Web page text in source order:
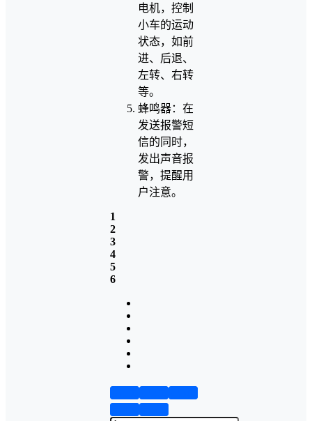
电机，控制
小车的运动
状态，如前
进、后退、
左转、右转
等。
蜂鸣器：在
发送报警短
信的同时，
发出声音报
警，提醒用
户注意。
1
2
3
4
5
6